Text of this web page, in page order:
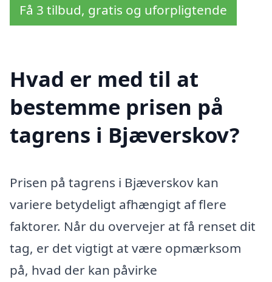
Få 3 tilbud, gratis og uforpligtende
Hvad er med til at
bestemme prisen på
tagrens i Bjæverskov?
Prisen på tagrens i Bjæverskov kan
variere betydeligt afhængigt af flere
faktorer. Når du overvejer at få renset dit
tag, er det vigtigt at være opmærksom
på, hvad der kan påvirke